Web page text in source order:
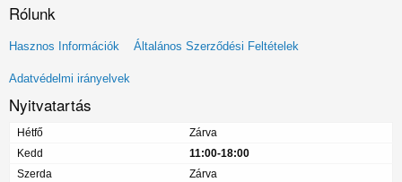
Rólunk
Lábléc
menü
Hasznos Információk Általános Szerződési Feltételek
Adatvédelmi irányelvek
Nyitvatartás
Hétfő
Zárva
Kedd
11:00-18:00
Szerda
Zárva